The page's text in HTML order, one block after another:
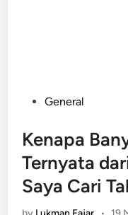
PostedGeneral
Kenapa
Ternyata
Saya Cari